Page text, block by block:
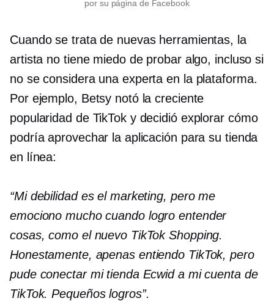
por su página de Facebook
Cuando se trata de nuevas herramientas, la
artista no tiene miedo de probar algo, incluso si
no se considera una experta en la plataforma.
Por ejemplo, Betsy notó la creciente
popularidad de TikTok y decidió explorar cómo
podría aprovechar la aplicación para su tienda
en línea:
“Mi debilidad es el marketing, pero me
emociono mucho cuando logro entender
cosas, como el nuevo TikTok Shopping.
Honestamente, apenas entiendo TikTok, pero
pude conectar mi tienda Ecwid a mi cuenta de
TikTok. Pequeños logros”.